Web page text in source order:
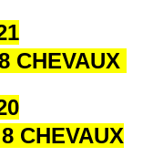
CHEVAUX
CHEVAUX